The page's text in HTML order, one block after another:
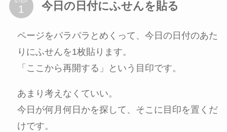
今日の日付にふせんを貼る
ページをパラパラとめくって、今日の日付のあた
りにふせんを1枚貼ります。
「ここから再開する」という目印です。
あまり考えなくていい。
今日が何月何日かを探して、そこに目印を置くだ
けです。